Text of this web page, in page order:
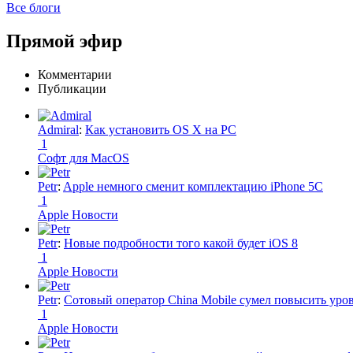
Все блоги
Прямой эфир
Комментарии
Публикации
Admiral: Как установить OS X на PC
1
Софт для MacOS
Petr: Apple немного сменит комплектацию iPhone 5C
1
Apple Новости
Petr: Новые подробности того какой будет iOS 8
1
Apple Новости
Petr: Сотовый оператор China Mobile сумел повысить
1
Apple Новости